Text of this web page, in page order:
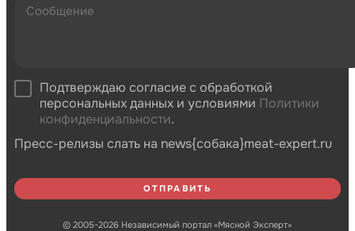
Подтверждаю согласие с обработкой
персональных данных и условиями Политики
конфиденциальности.
Пресс-релизы слать на news{собака}meat-expert.ru
© 2005-2026 Независимый портал «Мясной Эксперт»